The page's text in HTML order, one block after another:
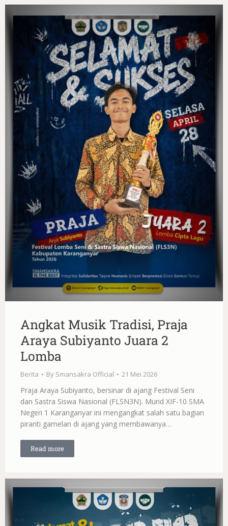
Angkat Musik Tradisi, Praja
Araya Subiyanto Juara 2
Lomba
Berita By Smansakra Official 21 Mei 2026
Praja Araya Subiyanto, bersinar di ajang Festival Seni
dan Sastra Siswa Nasional (FLSN3N). Murid XIF-10 SMA
Negeri 1 Karanganyar ini mengangkat salah satu bagian
piranti gamelan di ajang yang membawanya…
Read more